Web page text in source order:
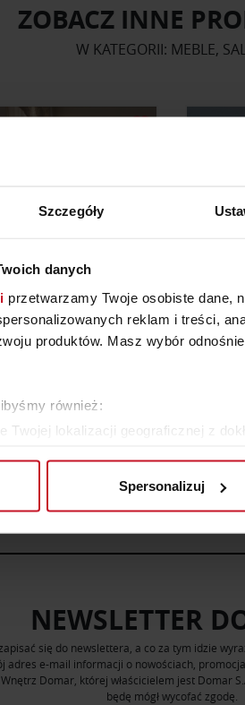
Szczegóły
danych
przetwarzamy Twoje osobiste dane,
reklam i treści,
produktów. Masz wybór
również:
Twojej lokalizacji geograficznej z
jak Twoje osobiste dane są
tym, jak korzystasz z naszej
ich usług.
Spersonalizuj
ZOBACZ INNE
W KATEGORII: MEBLE,
BELCANTO FOTEL
ZOBACZ WSZYSTKIE
NEWSLETTER
się do newslettera, a co za tym idzie
adres e-mail informacji o nowościach,
Domar, której właścicielem jest Domar
będę mógł wycofać zgodę.